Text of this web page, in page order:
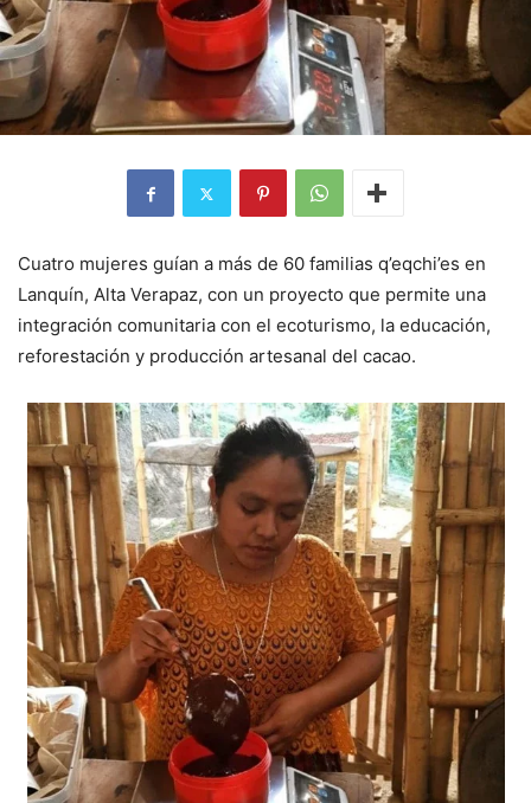
Cuatro mujeres guían a más de 60 familias q’eqchi’es en
Lanquín, Alta Verapaz, con un proyecto que permite una
integración comunitaria con el ecoturismo, la educación,
reforestación y producción artesanal del cacao.